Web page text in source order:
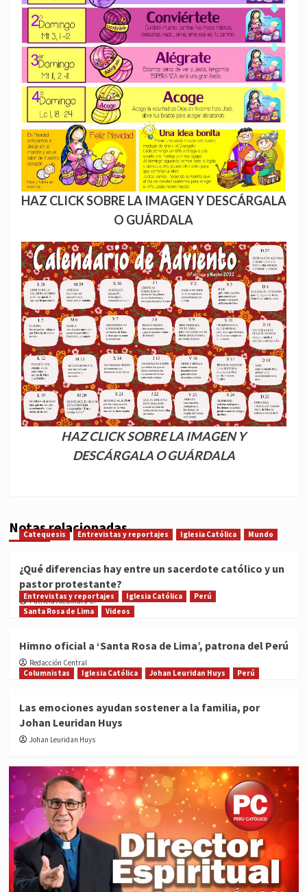
HAZ CLICK SOBRE LA IMAGEN Y DESCÁRGALA
O GUÁRDALA
HAZ CLICK SOBRE LA IMAGEN Y
DESCÁRGALAO GUÁRDALA
Notas relacionadas
Catequesis Entrevistas y reportajes Iglesia Católica Mundo
¿Qué diferencias hay entre un sacerdote católico y un
pastor protestante?
Patricia Alcántara C.
Entrevistas y reportajes Iglesia Católica
Perú
Santa Rosa de Lima
Videos
Himno oficial a ‘Santa Rosa de Lima’, patrona del Perú
Redacción Central
Columnistas
Iglesia Católica Johan Leuridan Huys Perú
Las emociones ayudan sostener a la familia, por
Johan Leuridan Huys
Johan Leuridan Huys